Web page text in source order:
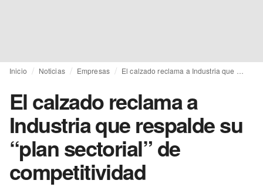
Inicio Noticias Empresas
El calzado reclama a
Industria que respalde su
“plan sectorial” de
competitividad